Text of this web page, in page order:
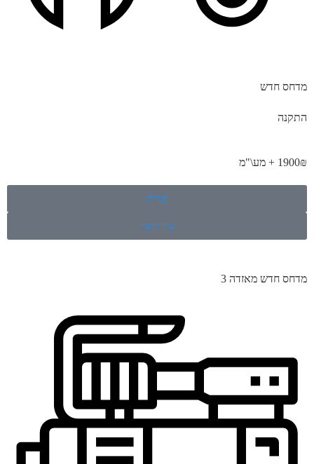
מדחס חדש
התקנה
1900₪ + מע\"מ
קנייה
צור קשר
מדחס חדש מאזדה 3